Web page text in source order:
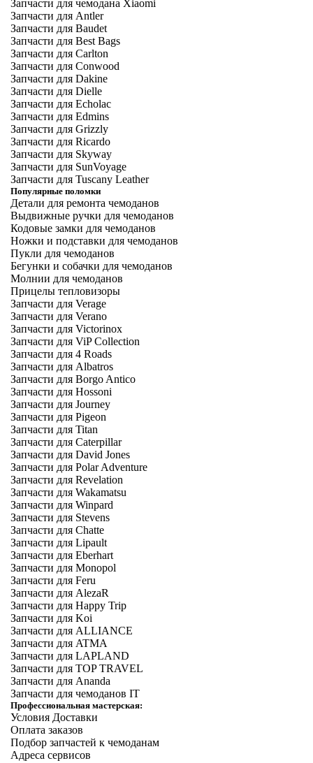
Запчасти для чемодана Xiaomi
Запчасти для Antler
Запчасти для Baudet
Запчасти для Best Bags
Запчасти для Carlton
Запчасти для Conwood
Запчасти для Dakine
Запчасти для Dielle
Запчасти для Echolac
Запчасти для Edmins
Запчасти для Grizzly
Запчасти для Ricardo
Запчасти для Skyway
Запчасти для SunVoyage
Запчасти для Tuscany Leather
Популярные поломки
Детали для ремонта чемоданов
Выдвижные ручки для чемоданов
Кодовые замки для чемоданов
Ножки и подставки для чемоданов
Пукли для чемоданов
Бегунки и собачки для чемоданов
Молнии для чемоданов
Прицелы тепловизоры
Запчасти для Verage
Запчасти для Verano
Запчасти для Victorinox
Запчасти для ViP Collection
Запчасти для 4 Roads
Запчасти для Albatros
Запчасти для Borgo Antico
Запчасти для Hossoni
Запчасти для Journey
Запчасти для Pigeon
Запчасти для Titan
Запчасти для Caterpillar
Запчасти для David Jones
Запчасти для Polar Adventure
Запчасти для Revelation
Запчасти для Wakamatsu
Запчасти для Winpard
Запчасти для Stevens
Запчасти для Chatte
Запчасти для Lipault
Запчасти для Eberhart
Запчасти для Monopol
Запчасти для Feru
Запчасти для AlezaR
Запчасти для Happy Trip
Запчасти для Koi
Запчасти для ALLIANCE
Запчасти для ATMA
Запчасти для LAPLAND
Запчасти для TOP TRAVEL
Запчасти для Ananda
Запчасти для чемоданов IT
Профессиональная мастерская:
Условия Доставки
Оплата заказов
Подбор запчастей к чемоданам
Адреса сервисов